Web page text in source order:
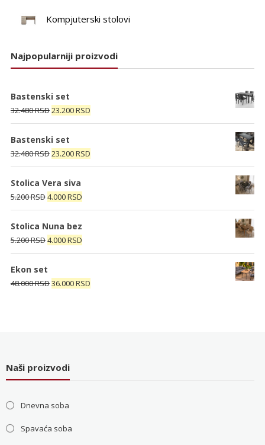
Kompjuterski stolovi
Najpopularniji proizvodi
Bastenski set
32.480RSDOriginalna
cena
je
bila:
32.480 RSD.
23.200RSDTrenutna
cena
23.200 RSD.
Bastenski set
32.480RSDOriginalna
cena
je
bila:
32.480 RSD.
23.200RSDTrenutna
cena
Stolica Vera siva
5.200RSDOriginalna
cena
je
bila:
5.200 RSD.
4.000RSDTrenutna
cena
je:
4.000 RSD.
Stolica Nuna bez
5.200RSDOriginalna
cena
je
bila:
4.000RSDTrenutna
cena
4.000 RSD.
Ekon set
48.000RSDOriginalna
36.000RSDTrenutna
Naši proizvodi
Dnevna soba
Spavaća soba